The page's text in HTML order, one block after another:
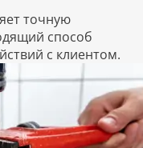
точную
способ
с клиентом.